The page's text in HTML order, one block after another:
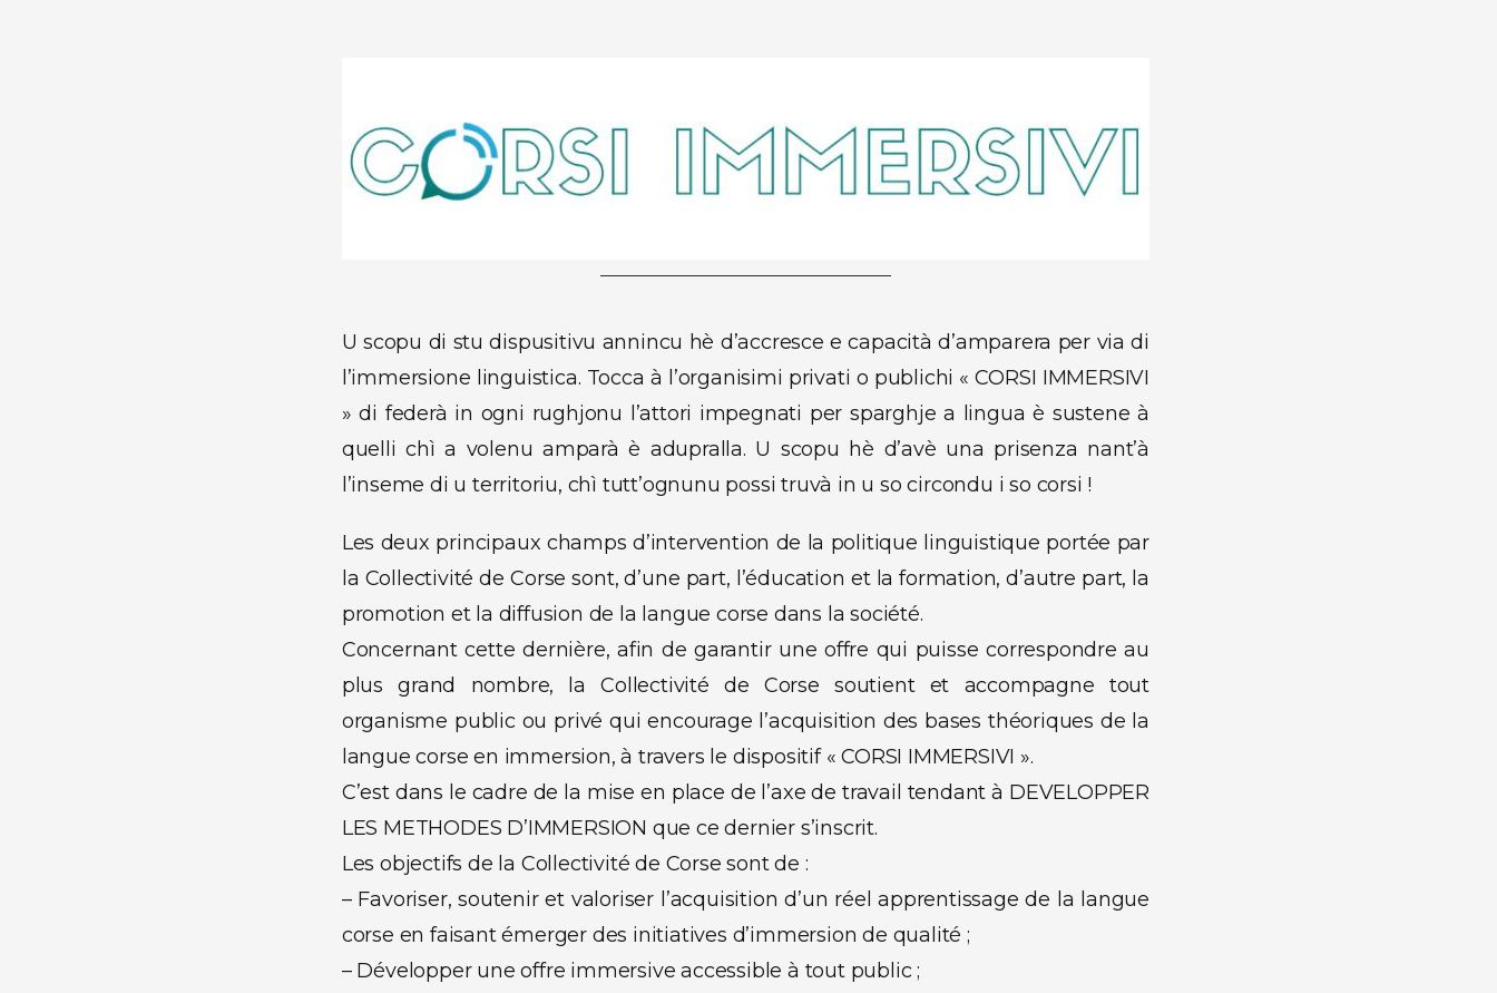
U scopu di stu dispusitivu annincu hè d’accresce e capacità d’amparera per via di
l’immersione linguistica. Tocca à l’organisimi privati o publichi « CORSI IMMERSIVI
» di federà in ogni rughjonu l’attori impegnati per sparghje a lingua è sustene à
quelli chì a volenu amparà è adupralla. U scopu hè d’avè una prisenza nant’à
l’inseme di u territoriu, chì tutt’ognunu possi truvà in u so circondu i so corsi !
Les deux principaux champs d’intervention de la politique linguistique portée par
la Collectivité de Corse sont, d’une part, l’éducation et la formation, d’autre part, la
promotion et la diffusion de la langue corse dans la société.
Concernant cette dernière, afin de garantir une offre qui puisse correspondre au
plus grand nombre, la Collectivité de Corse soutient et accompagne tout
organisme public ou privé qui encourage l’acquisition des bases théoriques de la
langue corse en immersion, à travers le dispositif « CORSI IMMERSIVI ».
C’est dans le cadre de la mise en place de l’axe de travail tendant à DEVELOPPER
LES METHODES D’IMMERSION que ce dernier s’inscrit.
Les objectifs de la Collectivité de Corse sont de :
– Favoriser, soutenir et valoriser l’acquisition d’un réel apprentissage de la langue
corse en faisant émerger des initiatives d’immersion de qualité ;
– Développer une offre immersive accessible à tout public ;